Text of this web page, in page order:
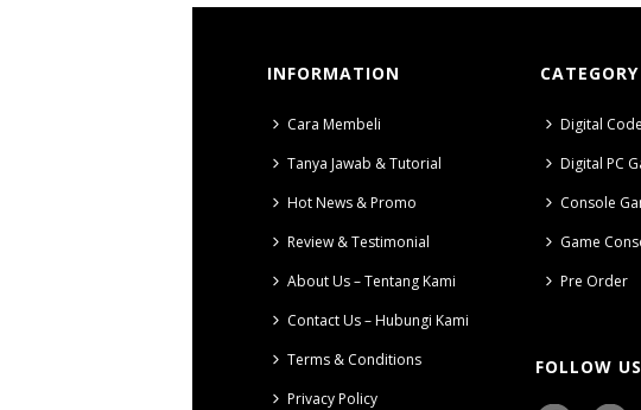
INFORMATION
Cara Membeli
Tanya Jawab & Tutorial
Hot News & Promo
Review & Testimonial
About Us – Tentang Kami
Contact Us – Hubungi Kami
Terms & Conditions
Privacy Policy
CATEGORY
Digital
Digital PC
Console
Game
Pre Order
FOLLOW